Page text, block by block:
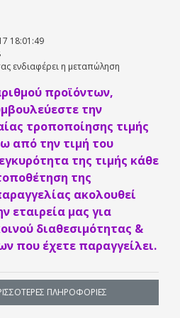
στα 12m μανομετρικό (ύψος).
2 αισθητήρες στις δυό πλευρές
του αέρα και ένας στην
ψύξη
3 μέτρων (9.8ft)
μέτρα μανομετρικό (ύψος)
ltrs (1.65 US gallons) ανά ώρα
18:01:49
ενδιαφέρει η μεταπώληση
ΠΛΗΡΟΦΟΡΊΕΣ
προϊόντων,
την
τροποποίησης τιμής
από την τιμή του
της τιμής κάθε
της
ακολουθεί
εταιρεία μας για
διαθεσιμότητας &
που έχετε παραγγείλει.